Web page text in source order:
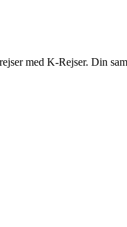
med K-Rejser. Din